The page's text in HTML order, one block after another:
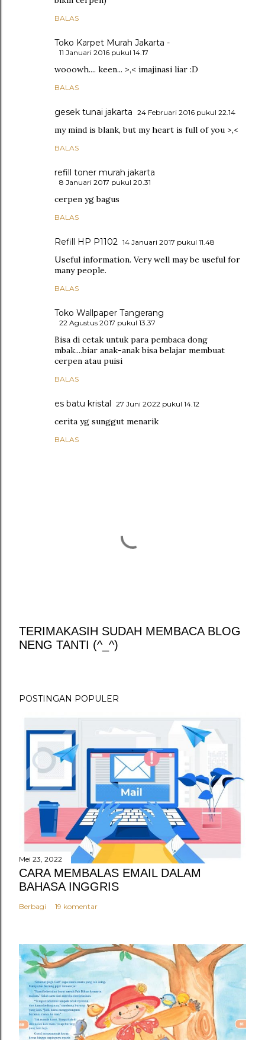
BALAS
Toko Karpet Murah Jakarta -
11 Januari 2016 pukul 14.17
wooowh.... keen... >,< imajinasi liar :D
BALAS
gesek tunai jakarta 24 Februari 2016 pukul 22.14
my mind is blank, but my heart is full of you >,<
BALAS
refill toner murah jakarta
8 Januari 2017 pukul 20.31
cerpen yg bagus
BALAS
Refill HP P1102 14 Januari 2017 pukul 11.48
Useful information. Very well may be useful for
many people.
BALAS
Toko Wallpaper Tangerang
22 Agustus 2017 pukul 13.37
Bisa di cetak untuk para pembaca dong
mbak....biar anak-anak bisa belajar membuat
cerpen atau puisi
BALAS
es batu kristal 27 Juni 2022 pukul 14.12
cerita yg sunggut menarik
BALAS
P
i
m
TERIMAKASIH SUDAH MEMBACA BLOG
NENG TANTI (^_^)
POSTINGAN POPULER
Mei 23, 2022
CARA MEMBALAS EMAIL DALAM
BAHASA INGGRIS
Berbagi 19 komentar